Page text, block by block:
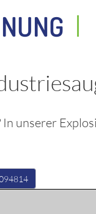
In unserer